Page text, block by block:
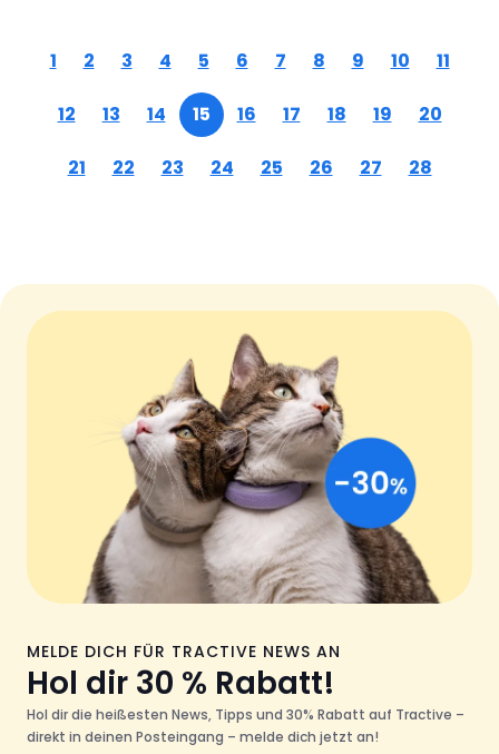
1 2 3 4 5 6 7 8 9 10 11
12 13 14 15 16 17 18 19 20
21 22 23 24 25 26 27 28
MELDE DICH FÜR TRACTIVE NEWS AN
Hol dir 30 % Rabatt!
Hol dir die heißesten News, Tipps und 30% Rabatt auf Tractive –
direkt in deinen Posteingang – melde dich jetzt an!